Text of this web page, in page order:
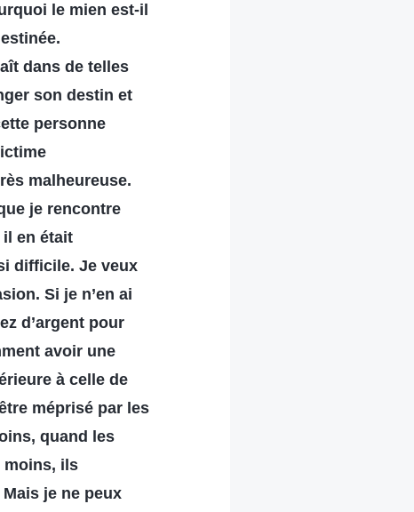
le mien est-il
dans de telles
son destin et
personne
malheureuse.
je rencontre
il en était
difficile. Je veux
Si je n’en ai
d’argent pour
avoir une
à celle de
méprisé par les
quand les
moins, ils
je ne peux